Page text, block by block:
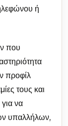
ή
που
προφίλ
τους και
να
υπαλλήλων,